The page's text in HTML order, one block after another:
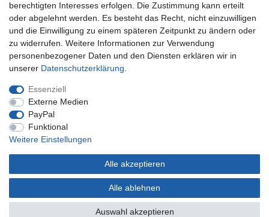
Kontakt
Datenschutzerklärung
AGB Kundeninformationen
Impressum
Zahlung und Versand
* Gilt nur für Lieferungen nach Deutschland. Lieferzeiten für andere Länder siehe
© Copyright 2022 | Alle Rechte vorbehalten.
berechtigten Interesses erfolgen. Die Zustimmung kann erteilt
oder abgelehnt werden. Es besteht das Recht, nicht einzuwilligen
und die Einwilligung zu einem späteren Zeitpunkt zu ändern oder
zu widerrufen. Weitere Informationen zur Verwendung
personenbezogener Daten und den Diensten erklären wir in
unserer Daten­schutz­erklärung
Essenziell
Externe Medien
PayPal
Funktional
Weitere Einstellungen
Alle akzeptieren
Alle ablehnen
Auswahl akzeptieren